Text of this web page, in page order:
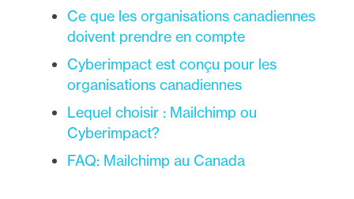
Ce que les organisations canadiennes
doivent prendre en compte
Cyberimpact est conçu pour les
organisations canadiennes
Lequel choisir : Mailchimp ou
Cyberimpact?
FAQ: Mailchimp au Canada